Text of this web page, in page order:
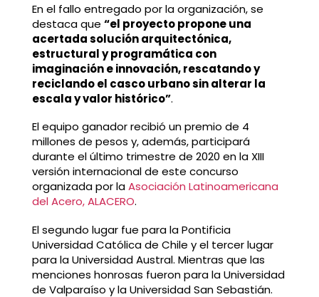
En el fallo entregado por la organización, se
destaca que “el proyecto propone una
acertada solución arquitectónica,
estructural y programática con
imaginación e innovación, rescatando y
reciclando el casco urbano sin alterar la
escala y valor histórico”.
El equipo ganador recibió un premio de 4
millones de pesos y, además, participará
durante el último trimestre de 2020 en la XIII
versión internacional de este concurso
organizada por laAsociación Latinoamericana
del Acero, ALACERO.
El segundo lugar fue para la Pontificia
Universidad Católica de Chile y el tercer lugar
para la Universidad Austral. Mientras que las
menciones honrosas fueron para la Universidad
de Valparaíso y la Universidad San Sebastián.